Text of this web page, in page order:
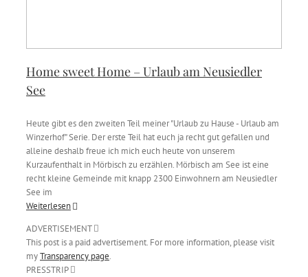
Home sweet Home – Urlaub am Neusiedler
See
Heute gibt es den zweiten Teil meiner "Urlaub zu Hause - Urlaub am
Winzerhof" Serie. Der erste Teil hat euch ja recht gut gefallen und
alleine deshalb freue ich mich euch heute von unserem
Kurzaufenthalt in Mörbisch zu erzählen. Mörbisch am See ist eine
recht kleine Gemeinde mit knapp 2300 Einwohnern am Neusiedler
See im
Weiterlesen
ADVERTISEMENT
This post is a paid advertisement. For more information, please visit
myTransparency page.
PRESSTRIP